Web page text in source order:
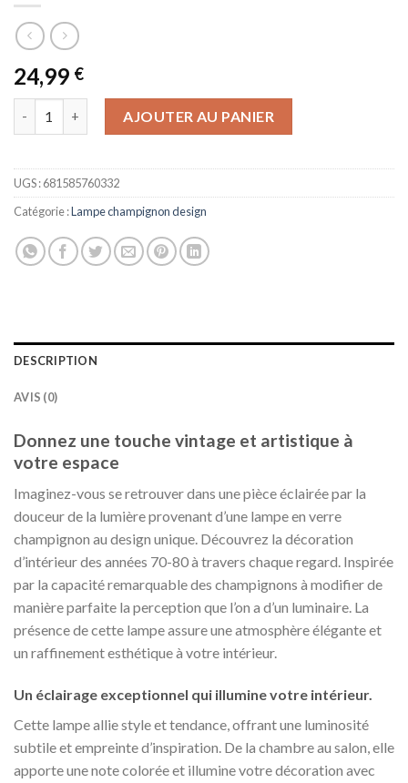
24,99 €
AJOUTER AU PANIER
UGS :681585760332
Catégorie :Lampe champignon design
DESCRIPTION
AVIS (0)
Donnez une touche vintage et artistique à
votre espace
Imaginez-vous se retrouver dans une pièce éclairée par la
douceur de la lumière provenant d’une lampe en verre
champignon au design unique. Découvrez la décoration
d’intérieur des années 70-80 à travers chaque regard. Inspirée
par la capacité remarquable des champignons à modifier de
manière parfaite la perception que l’on a d’un luminaire. La
présence de cette lampe assure une atmosphère élégante et
un raffinement esthétique à votre intérieur.
Un éclairage exceptionnel qui illumine votre intérieur.
Cette lampe allie style et tendance, offrant une luminosité
subtile et empreinte d’inspiration. De la chambre au salon, elle
apporte une note colorée et illumine votre décoration avec